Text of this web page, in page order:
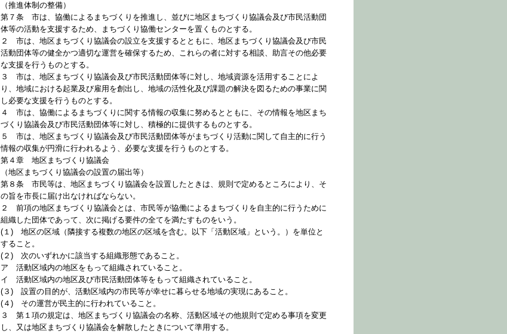
（推進体制の整備）
第７条 市は、協働によるまちづくりを推進し、並びに地区まちづくり協議会及び市民活動団
体等の活動を支援するため、まちづくり協働センターを置くものとする。
２ 市は、地区まちづくり協議会の設立を支援するとともに、地区まちづくり協議会及び市民
活動団体等の健全かつ適切な運営を確保するため、これらの者に対する相談、助言その他必要
な支援を行うものとする。
３ 市は、地区まちづくり協議会及び市民活動団体等に対し、地域資源を活用することによ
り、地域における起業及び雇用を創出し、地域の活性化及び課題の解決を図るための事業に関
し必要な支援を行うものとする。
４ 市は、協働によるまちづくりに関する情報の収集に努めるとともに、その情報を地区まち
づくり協議会及び市民活動団体等に対し、積極的に提供するものとする。
５ 市は、地区まちづくり協議会及び市民活動団体等がまちづくり活動に関して自主的に行う
情報の収集が円滑に行われるよう、必要な支援を行うものとする。
第４章 地区まちづくり協議会
（地区まちづくり協議会の設置の届出等）
第８条 市民等は、地区まちづくり協議会を設置したときは、規則で定めるところにより、そ
の旨を市長に届け出なければならない。
２ 前項の地区まちづくり協議会とは、市民等が協働によるまちづくりを自主的に行うために
組織した団体であって、次に掲げる要件の全てを満たすものをいう。
(１) 地区の区域（隣接する複数の地区の区域を含む。以下「活動区域」という。）を単位と
すること。
(２) 次のいずれかに該当する組織形態であること。
ア 活動区域内の地区をもって組織されていること。
イ 活動区域内の地区及び市民活動団体等をもって組織されていること。
(３) 設置の目的が、活動区域内の市民等が幸せに暮らせる地域の実現にあること。
(４) その運営が民主的に行われていること。
３ 第１項の規定は、地区まちづくり協議会の名称、活動区域その他規則で定める事項を変更
し、又は地区まちづくり協議会を解散したときについて準用する。